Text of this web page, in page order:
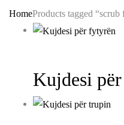
HomeProducts tagged “scrub
Kujdesi